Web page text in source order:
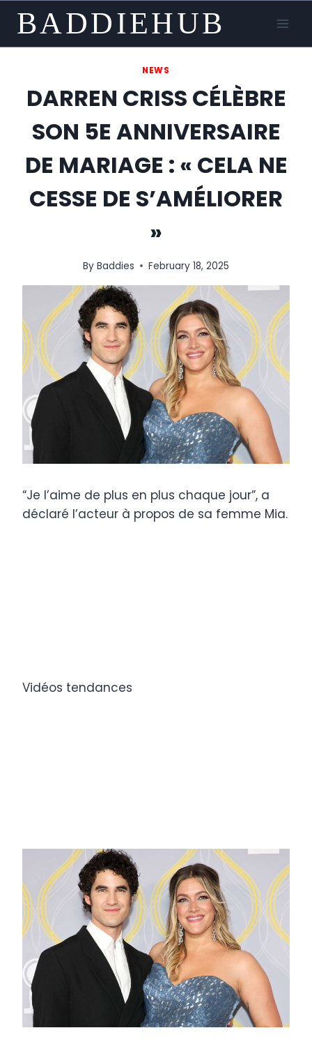
content
BADDIEHUB
NEWS
DARREN CRISS CÉLÈBRE
SON 5E ANNIVERSAIRE
DE MARIAGE : « CELA NE
CESSE DE S’AMÉLIORER
»
By Baddies February 18, 2025
“Je l’aime de plus en plus chaque jour”, a
déclaré l’acteur à propos de sa femme Mia.
Vidéos tendances